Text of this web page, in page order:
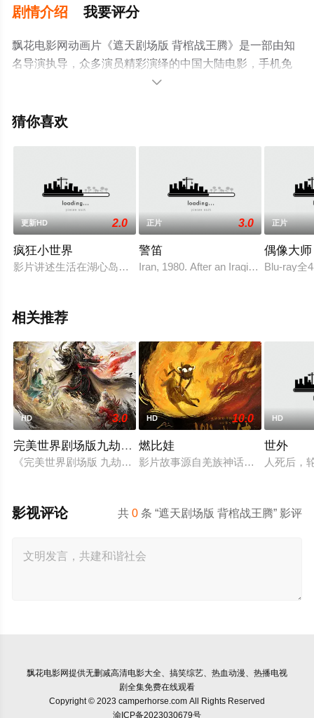
剧情介绍 我要评分
飘花电影网动画片《遮天剧场版 背棺战王腾》是一部由知
名导演执导，众多演员精彩演绎的中国大陆电影，手机免
费观看高清未删减完整版电影大全就上飘花影院，更多剧

猜你喜欢
更新HD 2.0
疯狂小世界
影片讲述生活在湖心岛的小龙虾虾宝为了寻找“真元”在外历练
正片 3.0
警笛
Iran, 1980. After an Iraqi missile
正片
偶像大
Blu-ray全
相关推荐
HD 3.0
完美世界剧场版九劫焚天
《完美世界剧场版 九劫焚天》是动画《完美世界》的第二部剧
HD 10.0
燃比娃
影片故事源自羌族神话，讲述了一只
HD
世外
人死后，
共0 条 “遮天剧场版 背棺战王腾” 影评
影视评论
飘花电影网提供无删减高清电影大全、搞笑综艺、热血动漫、热播电视
剧全集免费在线观看
Copyright © 2023 camperhorse.com All Rights Reserved
渝ICP备2023030679号